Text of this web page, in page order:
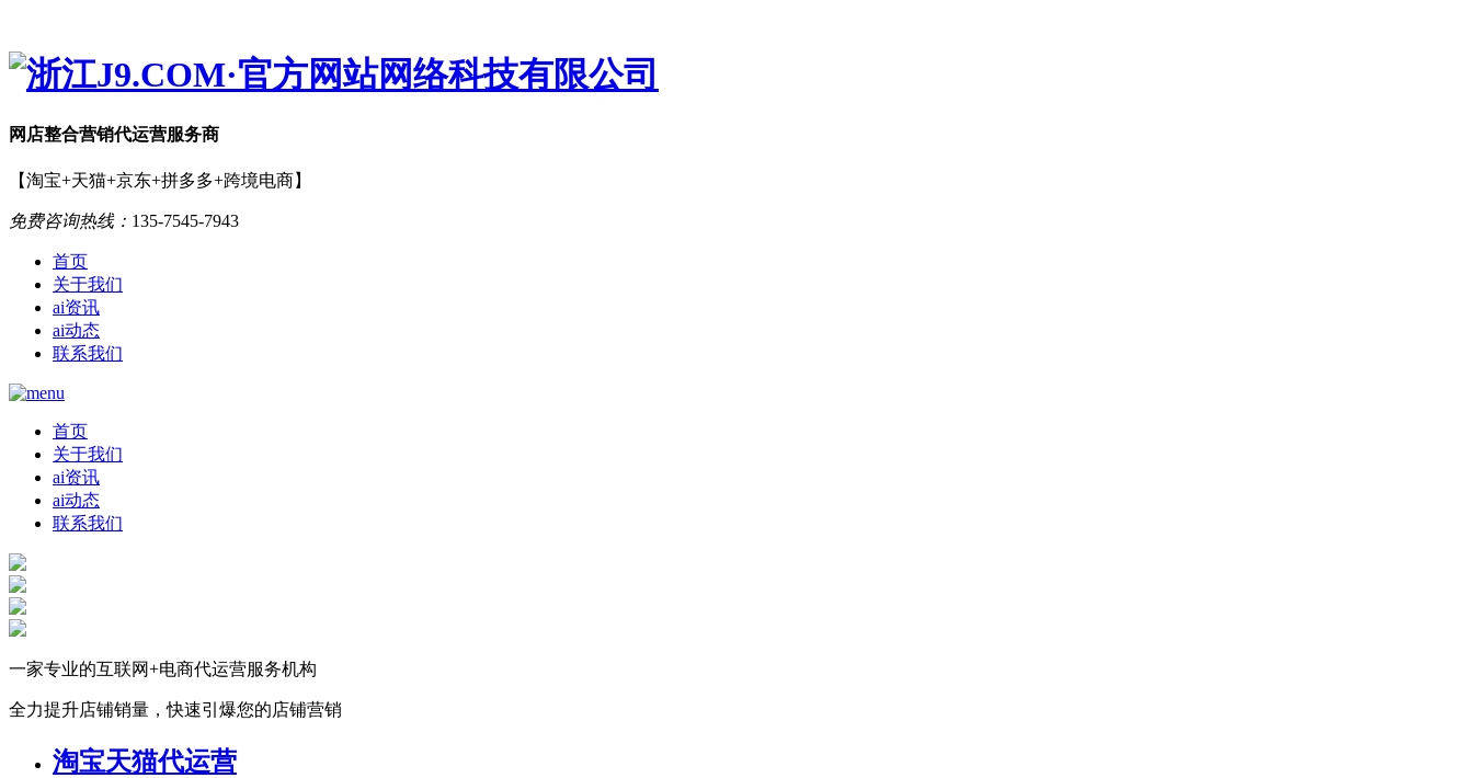
网店整合营销代运营服务商
【淘宝+天猫+京东+拼多多+跨境电商】
免费咨询热线： 135-7545-7943
首页
关于我们
ai资讯
ai动态
联系我们
首页
关于我们
ai资讯
ai动态
联系我们
一家专业的互联网+电商代运营服务机构
全力提升店铺销量，快速引爆您的店铺营销
淘宝天猫代运营